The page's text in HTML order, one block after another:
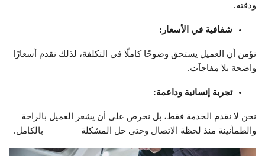
ودقته.
شفافية في الأسعار :
نؤمن أن العميل يستحق وضوحًا كاملًا في التكلفة، لذلك نقدم أسعارًا
واضحة بلا مفاجآت.
تجربة إنسانية وداعمة:
نحن لا نقدم الخدمة فقط، بل نحرص على أن يشعر العميل بالراحة
والطمأنينة منذ لحظة الاتصال وحتى حل المشكلة بالكامل.